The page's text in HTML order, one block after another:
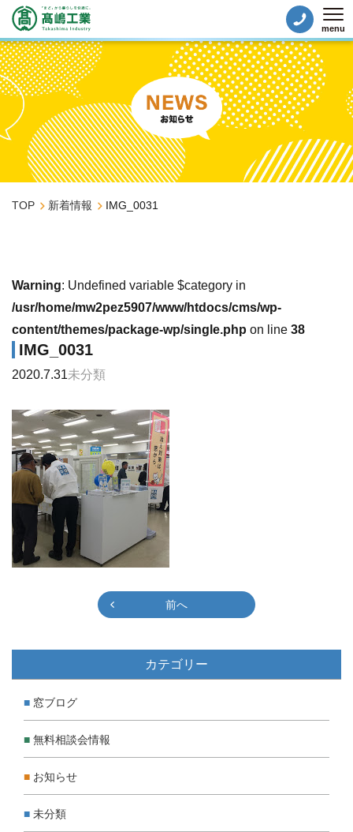
menu
TOP 新着情報 IMG_0031
Warning: Undefined variable $category in
/usr/home/mw2pez5907/www/htdocs/cms/wp-
content/themes/package-wp/single.php on line 38
IMG_0031
2020.7.31未分類
前へ
カテゴリー
窓ブログ
無料相談会情報
お知らせ
未分類